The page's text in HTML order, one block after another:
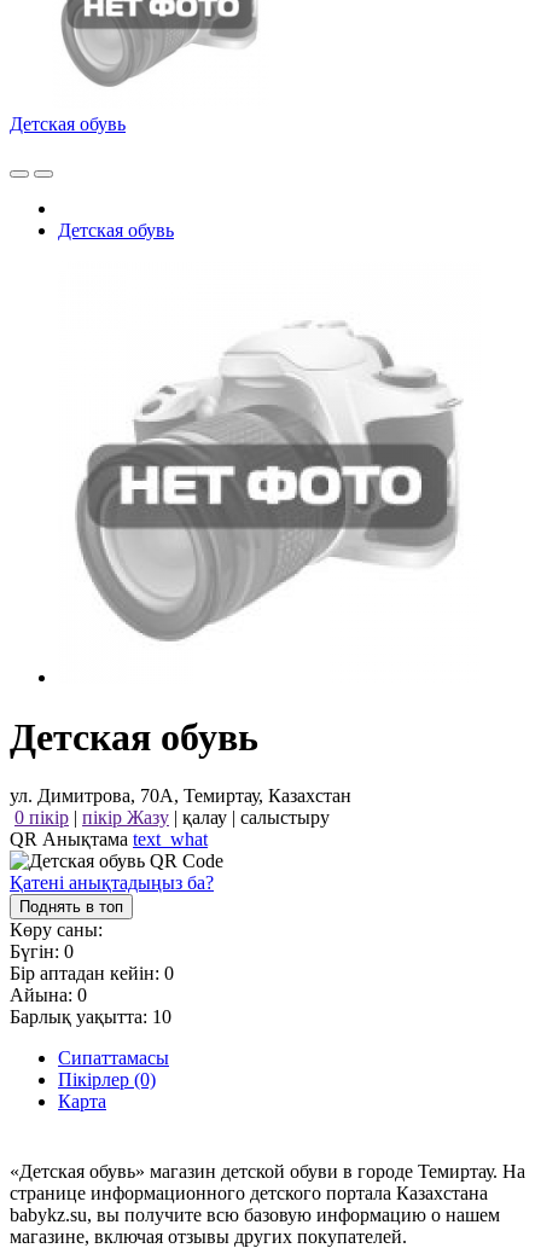
Детская обувь
Детская обувь
Детская обувь
ул. Димитрова, 70А, Темиртау, Казахстан
0 пікір | пікір Жазу | қалау | салыстыру
QR Анықтама text_what
Қатені анықтадыңыз ба?
Поднять в топ
Көру саны:
Бүгін: 0
Бір аптадан кейін: 0
Айына: 0
Барлық уақытта: 10
Сипаттамасы
Пікірлер (0)
Карта
«Детская обувь» магазин детской обуви в городе Темиртау. На
странице информационного детского портала Казахстана
babykz.su, вы получите всю базовую информацию о нашем
магазине, включая отзывы других покупателей.